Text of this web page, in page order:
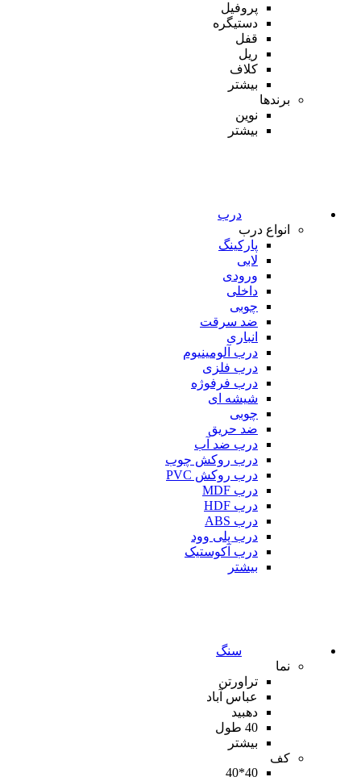
پروفیل
دستیگره
قفل
ریل
کلاف
بیشتر
برندها
نوین
بیشتر
درب
انواع درب
پارکینگ
لابی
ورودی
داخلی
چوبی
ضد سرقت
انباری
درب آلومینیوم
درب فلزی
درب فرفوژه
شیشه ای
چوبی
ضد حریق
درب ضد آب
درب روکش چوب
درب روکش PVC
درب MDF
درب HDF
درب ABS
درب پلی وود
درب آکوستیک
بیشتر
سنگ
نما
تراورتن
عباس آباد
دهبید
40 طول
بیشتر
کف
40*40